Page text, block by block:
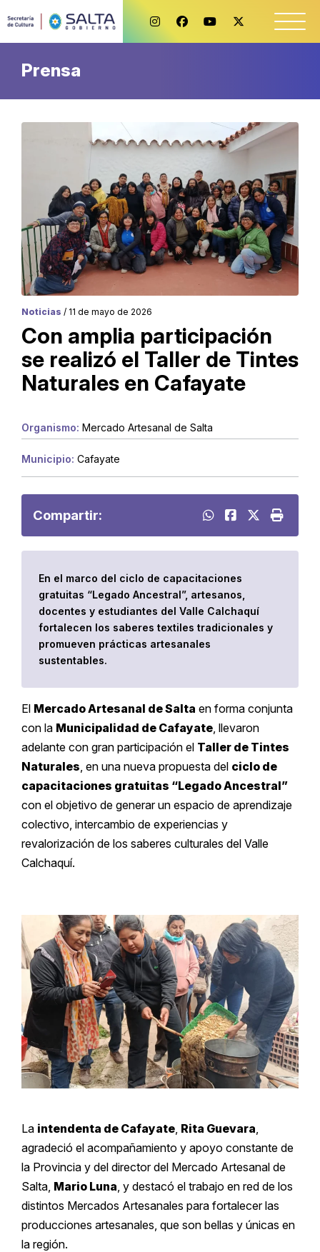
Prensa
Noticias / 11 de mayo de 2026
Con amplia participación
se realizó el Taller de Tintes
Naturales en Cafayate
Organismo: Mercado Artesanal de Salta
Municipio: Cafayate
Compartir:
En el marco del ciclo de capacitaciones
gratuitas “Legado Ancestral”, artesanos,
docentes y estudiantes del Valle Calchaquí
fortalecen los saberes textiles tradicionales y
promueven prácticas artesanales
sustentables.
El Mercado Artesanal de Salta en forma conjunta
con la Municipalidad de Cafayate, llevaron
adelante con gran participación el Taller de Tintes
Naturales, en una nueva propuesta del ciclo de
capacitaciones gratuitas “Legado Ancestral”
con el objetivo de generar un espacio de aprendizaje
colectivo, intercambio de experiencias y
revalorización de los saberes culturales del Valle
Calchaquí.
La intendenta de Cafayate Rita Guevara
agradeció el acompañamiento y apoyo constante de
la Provincia y del director del Mercado Artesanal de
Salta, Mario Luna , y destacó el trabajo en red de los
distintos Mercados Artesanales para fortalecer las
producciones artesanales, que son bellas y únicas en
la región.